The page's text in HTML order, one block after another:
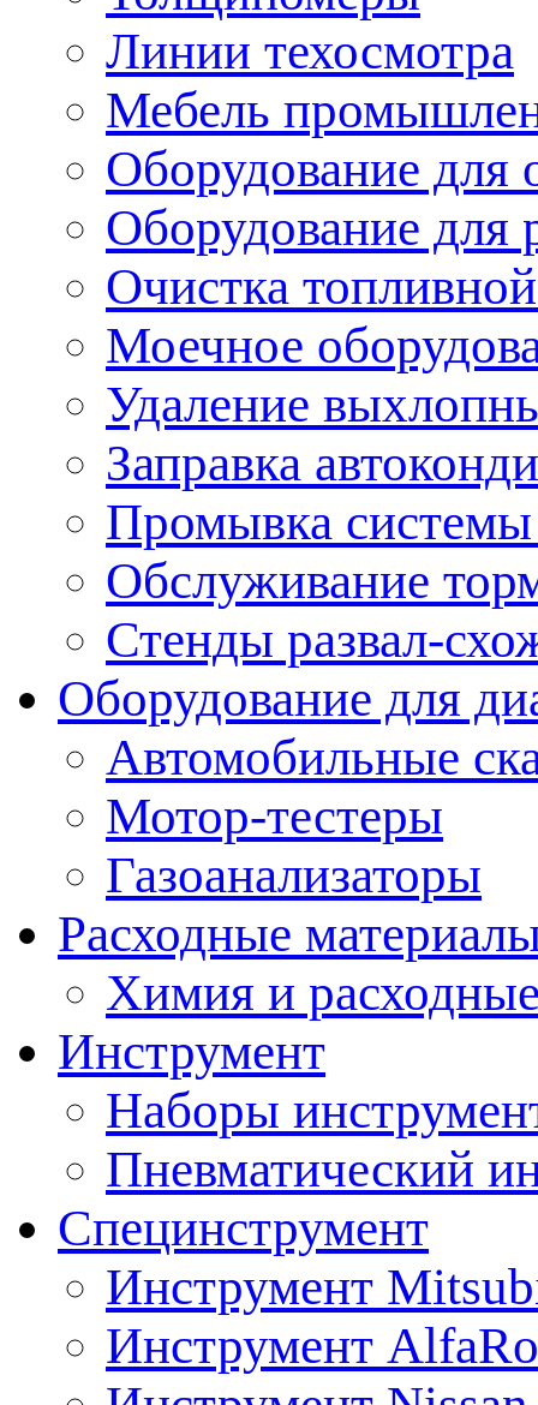
Линии техосмотра
Мебель
Оборудование для
Оборудование для
Очистка
Моечное
Удаление
Заправка
Промывка
Обслуживание
Стенды развал-
Оборудование для
Автомобильные
Мотор-тестеры
Газоанализаторы
Расходные
Химия и
Инструмент
Наборы
Пневматический
Специнструмент
Инструмент
Инструмент